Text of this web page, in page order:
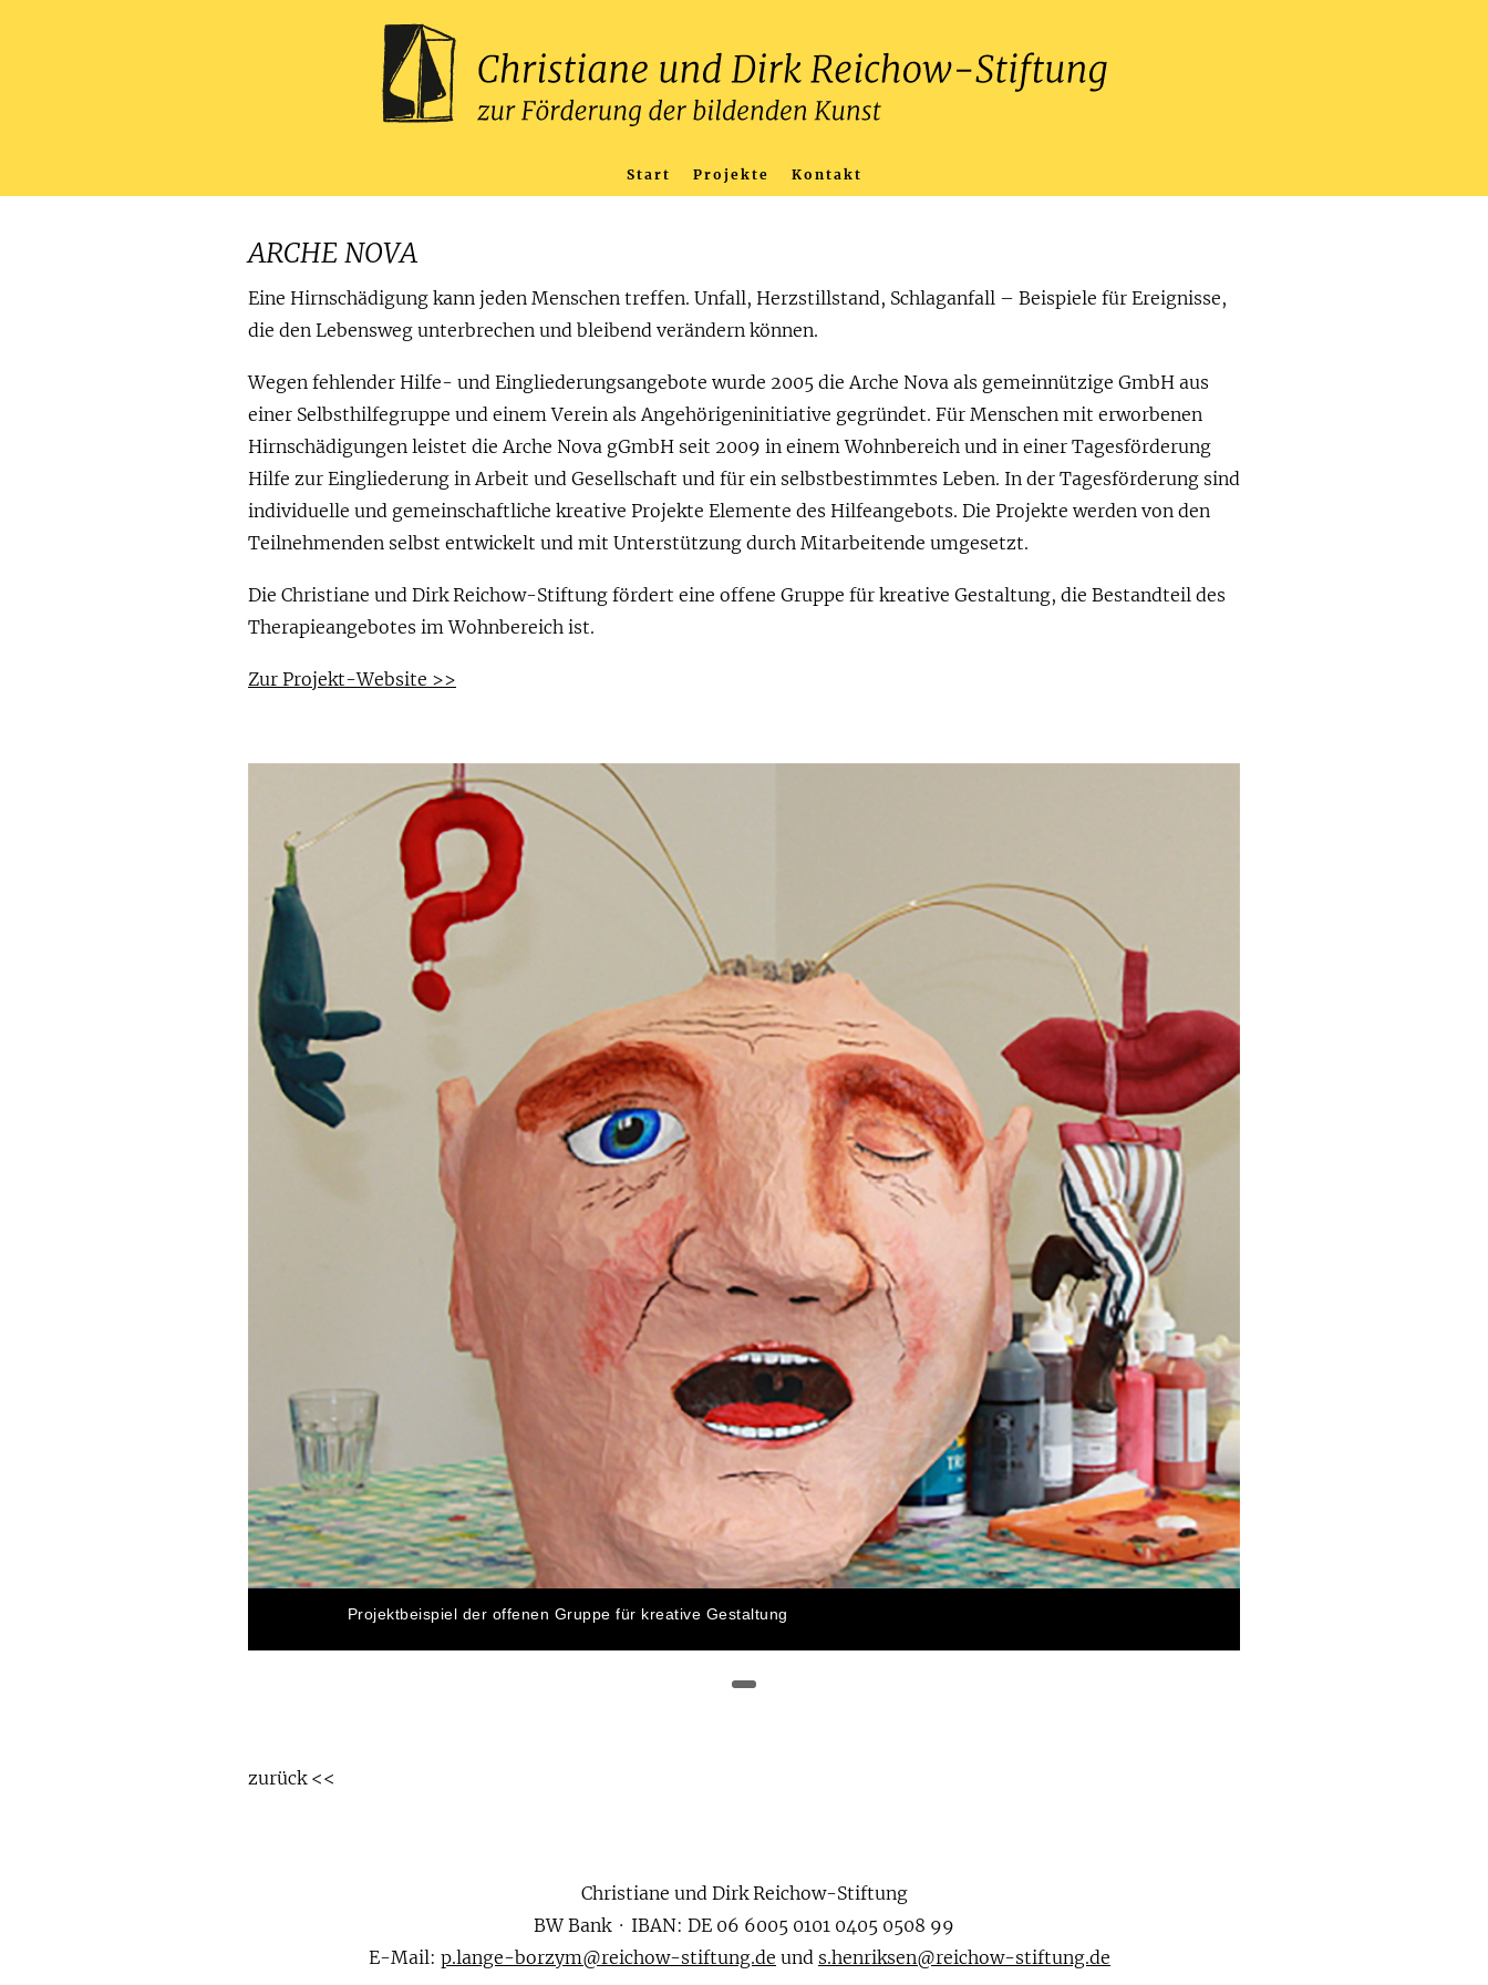
Start Projekte Kontakt
ARCHE NOVA
Eine Hirnschädigung kann jeden Menschen treffen. Unfall, Herzstillstand, Schlaganfall – Beispiele für Ereignisse,
die den Lebensweg unterbrechen und bleibend verändern können.
Wegen fehlender Hilfe- und Eingliederungsangebote wurde 2005 die Arche Nova als gemeinnützige GmbH aus
einer Selbsthilfegruppe und einem Verein als Angehörigeninitiative gegründet. Für Menschen mit erworbenen
Hirnschädigungen leistet die Arche Nova gGmbH seit 2009 in einem Wohnbereich und in einer Tagesförderung
Hilfe zur Eingliederung in Arbeit und Gesellschaft und für ein selbstbestimmtes Leben. In der Tagesförderung sind
individuelle und gemeinschaftliche kreative Projekte Elemente des Hilfeangebots. Die Projekte werden von den
Teilnehmenden selbst entwickelt und mit Unterstützung durch Mitarbeitende umgesetzt.
Die Christiane und Dirk Reichow-Stiftung fördert eine offene Gruppe für kreative Gestaltung, die Bestandteil des
Therapieangebotes im Wohnbereich ist.
Zur Projekt-Website >>
Projektbeispiel der offenen Gruppe für kreative Gestaltung
zurück <<
Christiane und Dirk Reichow-Stiftung
BW Bank · IBAN: DE 06 6005 0101 0405 0508 99
E-Mail: p.lange-borzym@reichow-stiftung.de und s.henriksen@reichow-stiftung.de